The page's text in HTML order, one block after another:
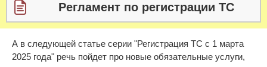
Регламент по регистрации ТС
А в следующей статье серии "Регистрация ТС с 1 марта
2025 года" речь пойдет про новые обязательные услуги,